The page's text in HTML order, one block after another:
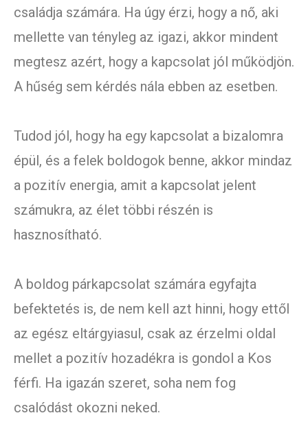
családja számára. Ha úgy érzi, hogy a nő, aki
mellette van tényleg az igazi, akkor mindent
megtesz azért, hogy a kapcsolat jól működjön.
A hűség sem kérdés nála ebben az esetben.
Tudod jól, hogy ha egy kapcsolat a bizalomra
épül, és a felek boldogok benne, akkor mindaz
a pozitív energia, amit a kapcsolat jelent
számukra, az élet többi részén is
hasznosítható.
A boldog párkapcsolat számára egyfajta
befektetés is, de nem kell azt hinni, hogy ettől
az egész eltárgyiasul, csak az érzelmi oldal
mellet a pozitív hozadékra is gondol a Kos
férfi. Ha igazán szeret, soha nem fog
csalódást okozni neked.